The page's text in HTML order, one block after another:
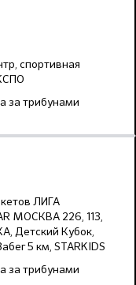
спортивная
за трибунами
ЛИГА
МОСКВА 226, 113,
Детский Кубок,
5 км, STARKIDS
за трибунами